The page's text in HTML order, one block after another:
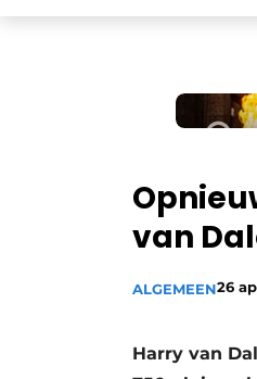
van
ALGEMEEN26
Harry van